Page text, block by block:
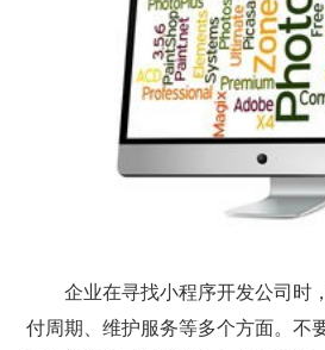
企业在寻找小程序开发公司时
付周期、维护服务等多个方面。不